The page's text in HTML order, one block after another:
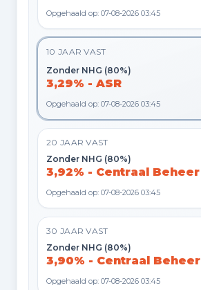
Opgehaald op: 07-08-2026 03:45
10 JAAR VAST
Zonder NHG (80%)
3,29% - ASR
Opgehaald op: 07-08-2026 03:45
20 JAAR VAST
Zonder NHG (80%)
3,92% - Centraal Beheer
Opgehaald op: 07-08-2026 03:45
30 JAAR VAST
Zonder NHG (80%)
3,90% - Centraal Beheer
Opgehaald op: 07-08-2026 03:45